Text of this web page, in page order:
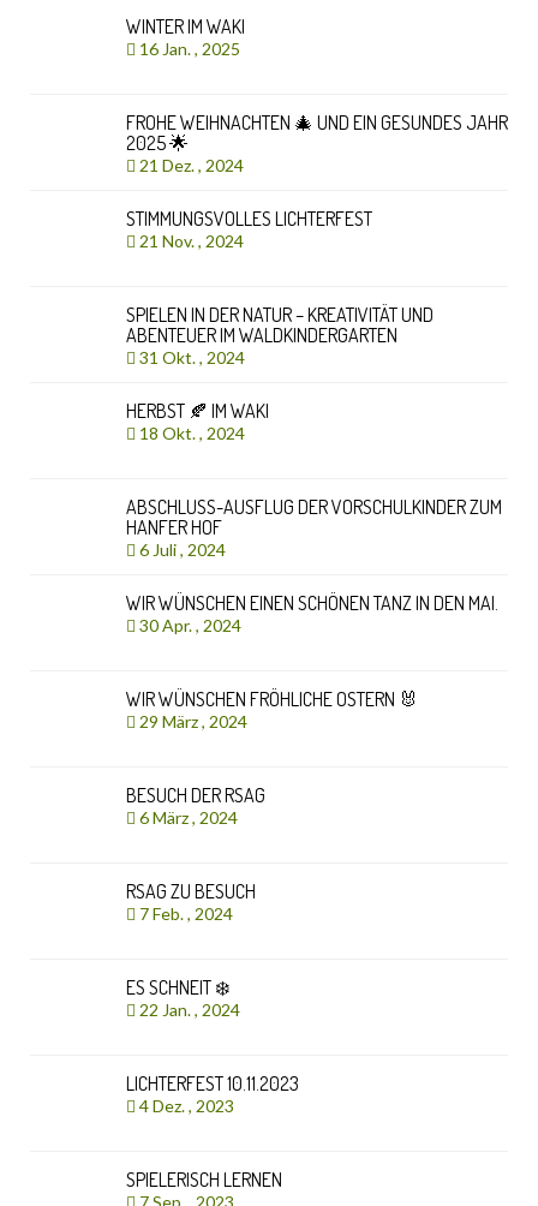
WINTER IM WAKI
16 Jan. , 2025
FROHE WEIHNACHTEN 🎄 UND EIN GESUNDES JAHR
2025 🌟
21 Dez. , 2024
STIMMUNGSVOLLES LICHTERFEST
21 Nov. , 2024
SPIELEN IN DER NATUR – KREATIVITÄT UND
ABENTEUER IM WALDKINDERGARTEN
31 Okt. , 2024
HERBST 🍂 IM WAKI
18 Okt. , 2024
ABSCHLUSS-AUSFLUG DER VORSCHULKINDER ZUM
HANFER HOF
6 Juli , 2024
WIR WÜNSCHEN EINEN SCHÖNEN TANZ IN DEN MAI.
30 Apr. , 2024
WIR WÜNSCHEN FRÖHLICHE OSTERN 🐰
29 März , 2024
BESUCH DER RSAG
6 März , 2024
RSAG ZU BESUCH
7 Feb. , 2024
ES SCHNEIT ❄️
22 Jan. , 2024
LICHTERFEST 10.11.2023
4 Dez. , 2023
SPIELERISCH LERNEN
7 Sep. , 2023